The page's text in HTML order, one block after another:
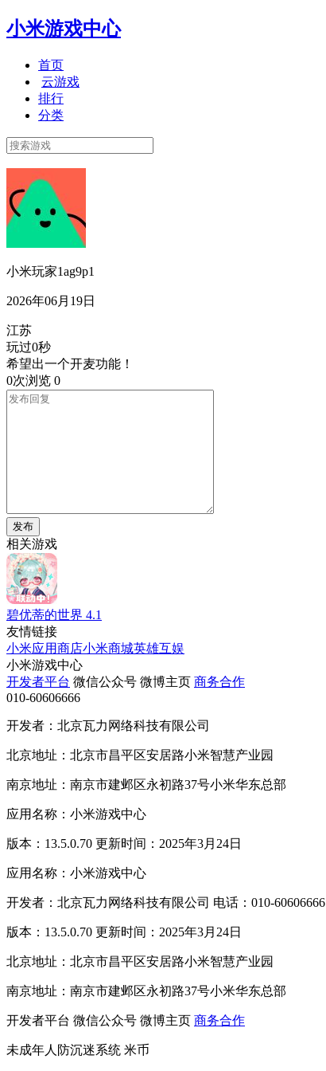
小米游戏中心
首页
云游戏
排行
分类
小米玩家1ag9p1
2026年06月19日
江苏
玩过0秒
希望出一个开麦功能！
0次浏览 0
发布
相关游戏
碧优蒂的世界 4.1
友情链接
小米应用商店小米商城英雄互娱
小米游戏中心
开发者平台 微信公众号 微博主页 商务合作
010-60606666
开发者：北京瓦力网络科技有限公司
北京地址：北京市昌平区安居路小米智慧产业园
南京地址：南京市建邺区永初路37号小米华东总部
应用名称：小米游戏中心
版本：13.5.0.70 更新时间：2025年3月24日
应用名称：小米游戏中心
开发者：北京瓦力网络科技有限公司 电话：010-60606666
版本：13.5.0.70 更新时间：2025年3月24日
北京地址：北京市昌平区安居路小米智慧产业园
南京地址：南京市建邺区永初路37号小米华东总部
开发者平台 微信公众号 微博主页 商务合作
未成年人防沉迷系统 米币